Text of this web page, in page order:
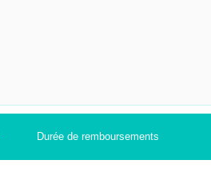
Durée de remboursements